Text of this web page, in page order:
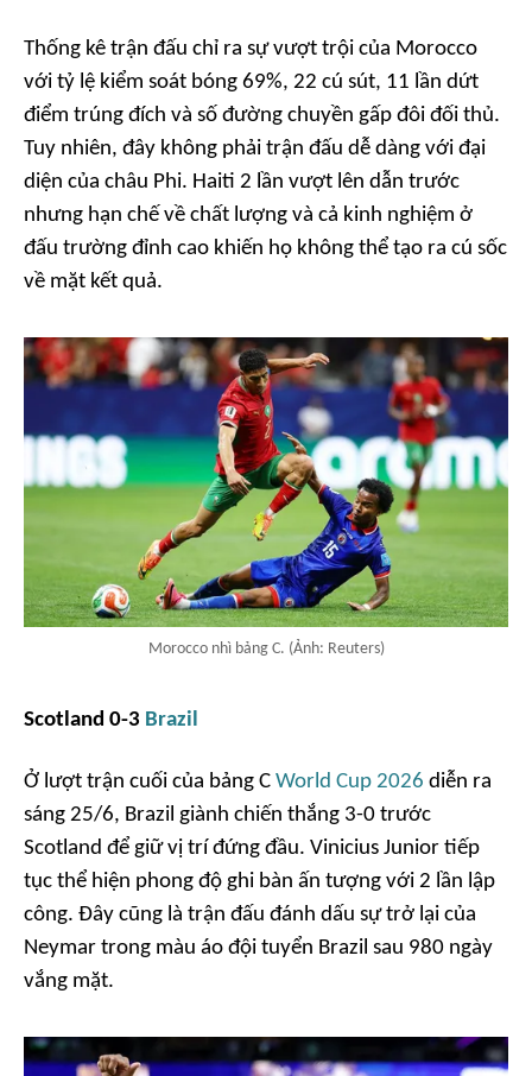
Thống kê trận đấu chỉ ra sự vượt trội của Morocco
với tỷ lệ kiểm soát bóng 69%, 22 cú sút, 11 lần dứt
điểm trúng đích và số đường chuyền gấp đôi đối thủ.
Tuy nhiên, đây không phải trận đấu dễ dàng với đại
diện của châu Phi. Haiti 2 lần vượt lên dẫn trước
nhưng hạn chế về chất lượng và cả kinh nghiệm ở
đấu trường đỉnh cao khiến họ không thể tạo ra cú sốc
về mặt kết quả.
Morocco nhì bảng C. (Ảnh: Reuters)
Scotland 0-3 Brazil
Ở lượt trận cuối của bảng C World Cup 2026 diễn ra
sáng 25/6, Brazil giành chiến thắng 3-0 trước
Scotland để giữ vị trí đứng đầu. Vinicius Junior tiếp
tục thể hiện phong độ ghi bàn ấn tượng với 2 lần lập
công. Đây cũng là trận đấu đánh dấu sự trở lại của
Neymar trong màu áo đội tuyển Brazil sau 980 ngày
vắng mặt.